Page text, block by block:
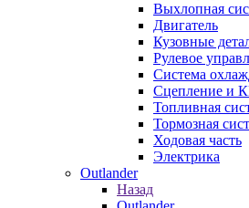
Выхлопная
Двигатель
Кузовные
Рулевое
Система
Сцепление и
Топливная
Тормозная
Ходовая часть
Электрика
Outlander
Назад